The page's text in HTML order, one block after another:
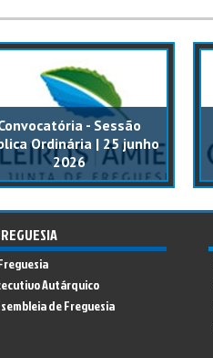
- Sessão
Ordinária | 25 junho
2026
Autárquico
de Freguesia